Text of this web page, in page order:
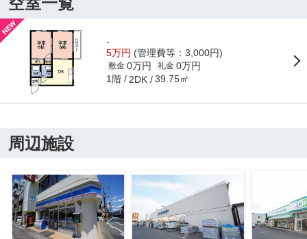
-
5万円 (管理費等：3,000円)
敷金 0万円 礼金 0万円
1階 2DK 39.75㎡
周辺施設